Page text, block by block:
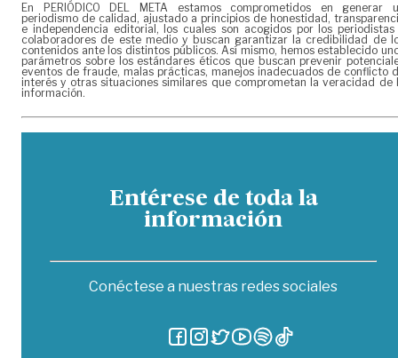
En PERIÓDICO DEL META estamos comprometidos en generar
periodismo de calidad, ajustado a principios de honestidad,
e independencia editorial, los cuales son acogidos por los periodistas
colaboradores de este medio y buscan garantizar la credibilidad de
contenidos ante los distintos públicos. Así mismo, hemos establecido
parámetros sobre los estándares éticos que buscan prevenir
eventos de fraude, malas prácticas, manejos inadecuados de conflicto
interés y otras situaciones similares que comprometan la veracidad de
información.
Entérese de toda la
información
Conéctese a nuestras redes sociales